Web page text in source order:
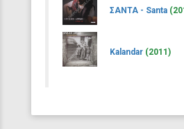
ΣΑΝΤΑ - Santa
Kalandar (2011)